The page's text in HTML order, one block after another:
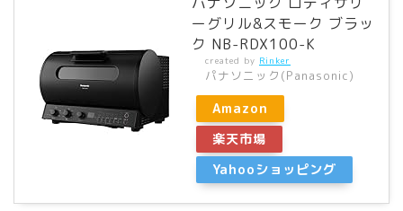
ーグリル&スモーク ブラッ
ク NB-RDX100-K
created by Rinker
パナソニック(Panasonic)
Amazon
楽天市場
Yahooショッピング